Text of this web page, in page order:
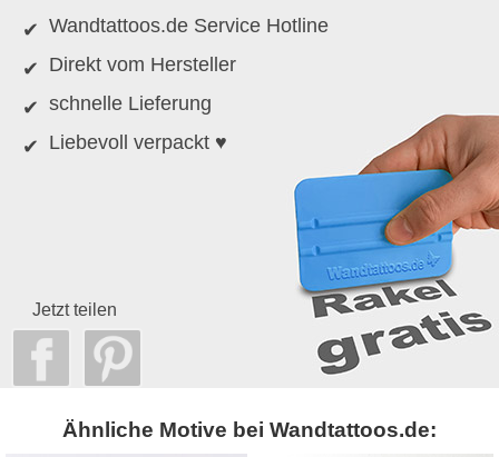
Wandtattoos.de Service Hotline
Direkt vom Hersteller
schnelle Lieferung
Liebevoll verpackt ♥
Jetzt teilen
Ähnliche Motive bei Wandtattoos.de: